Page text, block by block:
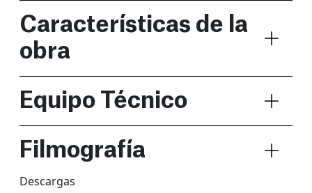
Características de la
obra
Equipo Técnico
Filmografía
Descargas